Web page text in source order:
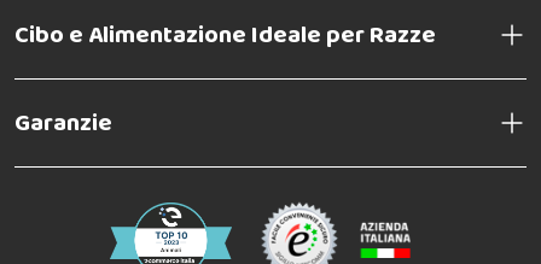
Cibo e Alimentazione Ideale per Razze
Garanzie